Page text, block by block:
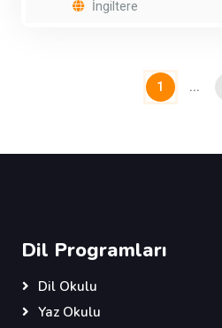
İngiltere
1 ...
Dil Programları
Dil Okulu
Yaz Okulu